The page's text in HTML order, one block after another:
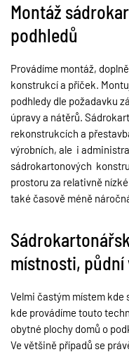
Montáž
podhledů
Provádíme montáž,
konstrukcí a příček.
podhledy dle požadavku
úpravy a nátěrů.
rekonstrukcích a
výrobních, ale i
sádrokartonových
prostoru za relativně
také časově méně
místnosti, půdní
Velmi častým místem kde
kde provádíme touto
obytné plochy domů o
Ve většině případů se